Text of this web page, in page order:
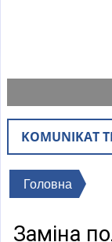
KOMUNIKAT
Ви
тут
Головна
Заміна